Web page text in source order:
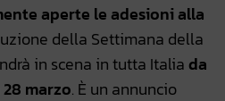
aperte le adesioni alla
della Settimana della
in scena in tutta Italia da
marzo. È un annuncio